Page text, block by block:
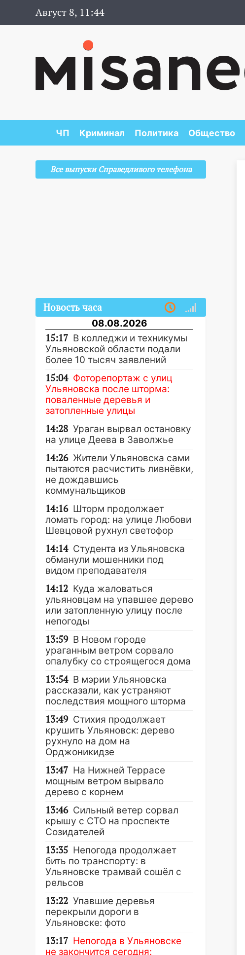
Август 8, 11:44
ЧП Криминал Политика Общество
Все выпуски Справедливого телефона
Новость часа
08.08.2026
15:17 В колледжи и техникумы
Ульяновской области подали
более 10 тысяч заявлений
15:04 Фоторепортаж с улиц
Ульяновска после шторма:
поваленные деревья и
затопленные улицы
14:28 Ураган вырвал остановку
на улице Деева в Заволжье
14:26 Жители Ульяновска сами
пытаются расчистить ливнёвки,
не дождавшись
коммунальщиков
14:16 Шторм продолжает
ломать город: на улице Любови
Шевцовой рухнул светофор
14:14 Студента из Ульяновска
обманули мошенники под
видом преподавателя
14:12 Куда жаловаться
ульяновцам на упавшее дерево
или затопленную улицу после
непогоды
13:59 В Новом городе
ураганным ветром сорвало
опалубку со строящегося дома
13:54 В мэрии Ульяновска
рассказали, как устраняют
последствия мощного шторма
13:49 Стихия продолжает
крушить Ульяновск: дерево
рухнуло на дом на
Орджоникидзе
13:47 На Нижней Террасе
мощным ветром вырвало
дерево с корнем
13:46 Сильный ветер сорвал
крышу с СТО на проспекте
Созидателей
13:35 Непогода продолжает
бить по транспорту: в
Ульяновске трамвай сошёл с
рельсов
13:22 Упавшие деревья
перекрыли дороги в
Ульяновске: фото
13:17 Непогода в Ульяновске
не закончится сегодня: